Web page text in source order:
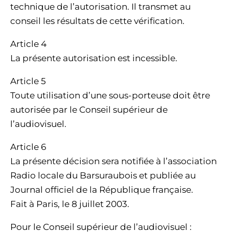
technique de l’autorisation. Il transmet au
conseil les résultats de cette vérification.
Article 4
La présente autorisation est incessible.
Article 5
Toute utilisation d’une sous-porteuse doit être
autorisée par le Conseil supérieur de
l’audiovisuel.
Article 6
La présente décision sera notifiée à l’association
Radio locale du Barsuraubois et publiée au
Journal officiel de la République française.
Fait à Paris, le 8 juillet 2003.
Pour le Conseil supérieur de l’audiovisuel :